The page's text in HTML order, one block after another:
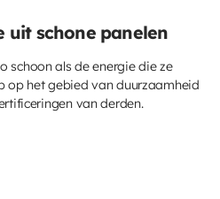
uit schone panelen
schoon als de energie die ze
op het gebied van duurzaamheid
van derden.